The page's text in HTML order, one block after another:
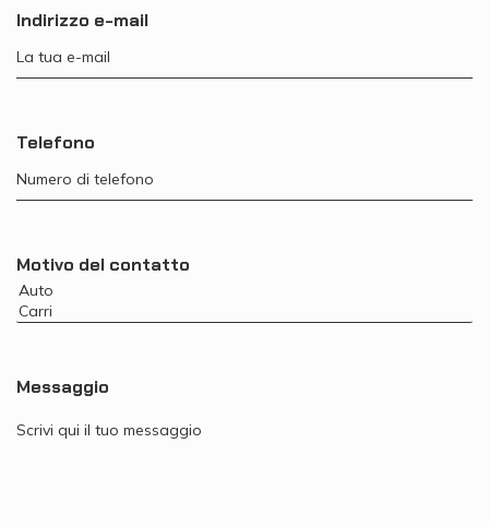
Indirizzo e-mail
Telefono
Motivo del contatto
Messaggio